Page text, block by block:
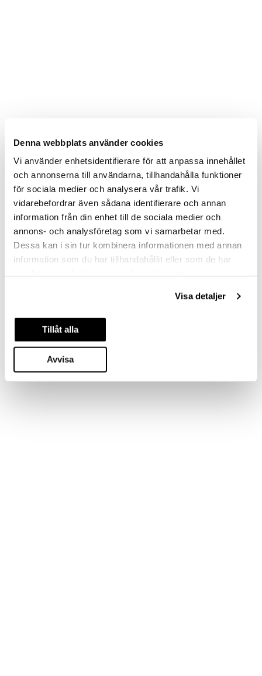
Denna webbplats använder cookies
Vi använder enhetsidentifierare för att anpassa innehållet
och annonserna till användarna, tillhandahålla funktioner
för sociala medier och analysera vår trafik. Vi
vidarebefordrar även sådana identifierare och annan
information från din enhet till de sociala medier och
annons- och analysföretag som vi samarbetar med.
Dessa kan i sin tur kombinera informationen med annan
information som du har tillhandahållit eller som de har
Visa detaljer
Tillåt alla
Avvisa